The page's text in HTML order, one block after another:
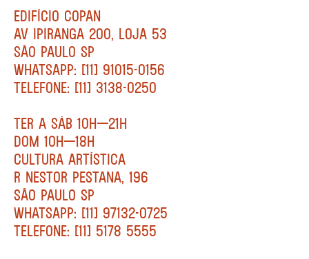
EDIFÍCIO COPAN
AV IPIRANGA 200, LOJA 53
SÃO PAULO SP
WHATSAPP: [11] 91015-0156
TELEFONE: [11] 3138-0250
TER A SÁB 10H—21H
DOM 10H—18H
CULTURA ARTÍSTICA
R NESTOR PESTANA, 196
SÃO PAULO SP
WHATSAPP: [11] 97132-0725
TELEFONE: [11] 5178 5555